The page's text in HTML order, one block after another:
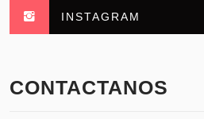
INSTAGRAM
CONTACTANOS